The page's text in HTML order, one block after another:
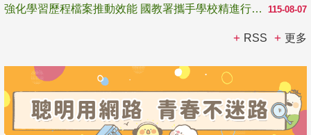
115-08-07
強化學習歷程檔案推動效能 國教署攜手學校精進行政與教學支持
RSS 更多